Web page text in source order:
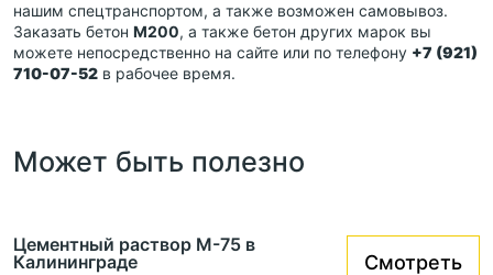
нашим спецтранспортом, а также возможен самовывоз.
Заказать бетон М200, а также бетон других марок вы
можете непосредственно на сайте или по телефону +7 (921)
710-07-52 в рабочее время.
Может быть полезно
Цементный раствор М-75 в
Калининграде
Смотреть